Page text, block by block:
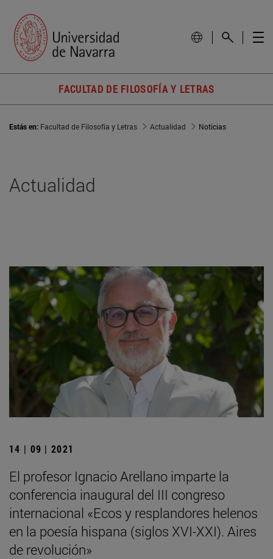
FACULTAD DE FILOSOFÍA Y LETRAS
Estás en: Facultad de Filosofía y Letras Actualidad Noticias
Actualidad
14 | 09 | 2021
El profesor Ignacio Arellano imparte la
conferencia inaugural del III congreso
internacional «Ecos y resplandores helenos
en la poesía hispana (siglos XVI-XXI). Aires
de revolución»